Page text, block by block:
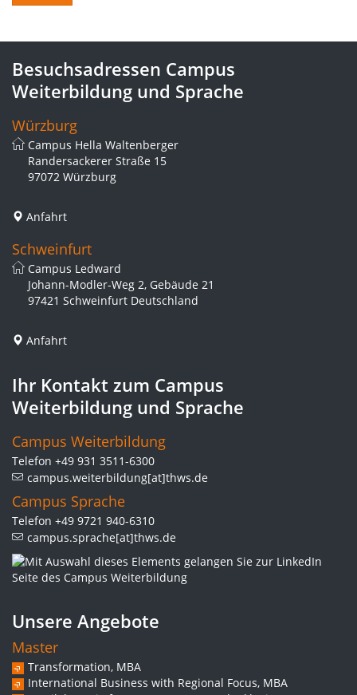
Besuchsadressen Campus
Weiterbildung und Sprache
Würzburg
Campus Hella Waltenberger
Randersackerer Straße 15
97072 Würzburg
Anfahrt
Schweinfurt
Campus Ledward
Johann-Modler-Weg 2, Gebäude 21
97421 Schweinfurt Deutschland
Anfahrt
Ihr Kontakt zum Campus
Weiterbildung und Sprache
Campus Weiterbildung
Telefon +49 931 3511-6300
campus.weiterbildung[at]thws.de
Campus Sprache
Telefon +49 9721 940-6310
campus.sprache[at]thws.de
Unsere Angebote
Master
Transformation, MBA
International Business with Regional Focus, MBA